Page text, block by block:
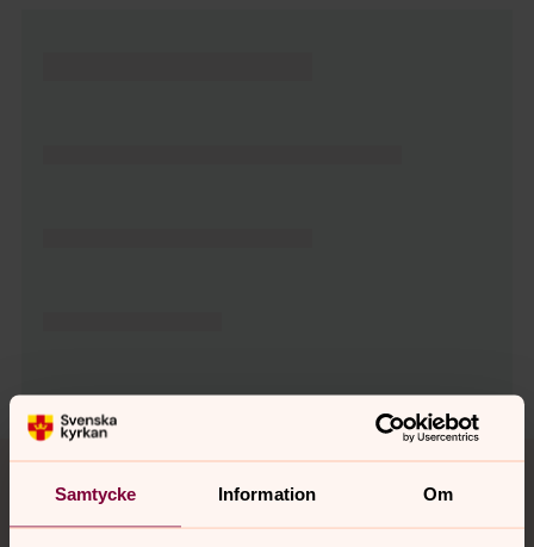
Samtycke Information Om
Tillbaka till toppen
Tillbaka till innehållet